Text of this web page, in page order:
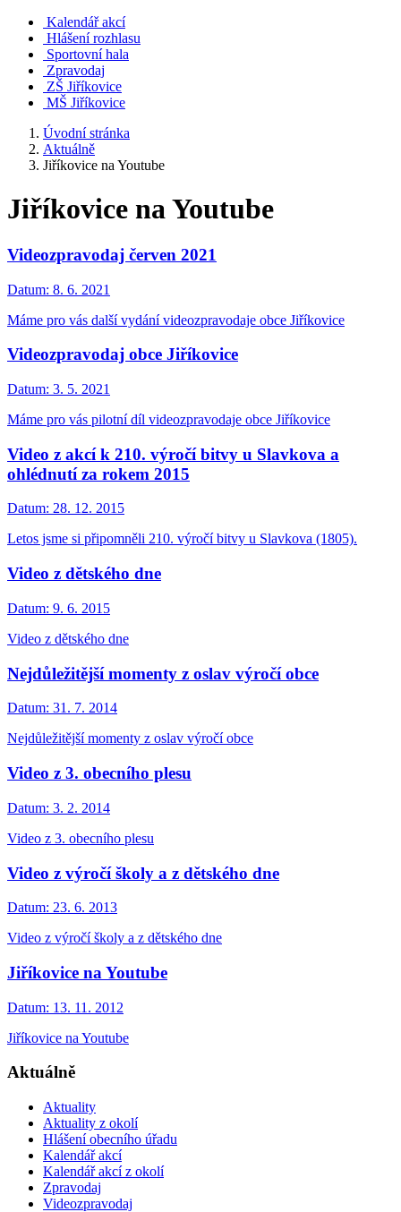
Kalendář akcí
Hlášení rozhlasu
Sportovní hala
Zpravodaj
ZŠ Jiříkovice
MŠ Jiříkovice
Úvodní stránka
Aktuálně
Jiříkovice na Youtube
Jiříkovice na Youtube
Videozpravodaj červen 2021
Datum: 8. 6. 2021
Máme pro vás další vydání videozpravodaje obce Jiříkovice
Videozpravodaj obce Jiříkovice
Datum: 3. 5. 2021
Máme pro vás pilotní díl videozpravodaje obce Jiříkovice
Video z akcí k 210. výročí bitvy u Slavkova a
ohlédnutí za rokem 2015
Datum: 28. 12. 2015
Letos jsme si připomněli 210. výročí bitvy u Slavkova (1805).
Video z dětského dne
Datum: 9. 6. 2015
Video z dětského dne
Nejdůležitější momenty z oslav výročí obce
Datum: 31. 7. 2014
Nejdůležitější momenty z oslav výročí obce
Video z 3. obecního plesu
Datum: 3. 2. 2014
Video z 3. obecního plesu
Video z výročí školy a z dětského dne
Datum: 23. 6. 2013
Video z výročí školy a z dětského dne
Jiříkovice na Youtube
Datum: 13. 11. 2012
Jiříkovice na Youtube
Aktuálně
Aktuality
Aktuality z okolí
Hlášení obecního úřadu
Kalendář akcí
Kalendář akcí z okolí
Zpravodaj
Videozpravodaj